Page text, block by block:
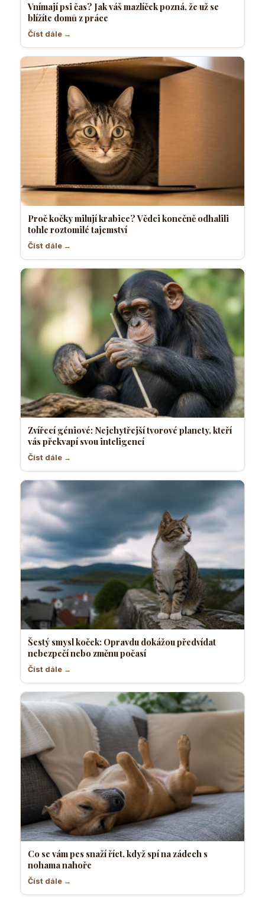
Vnímají psi čas? Jak váš mazlíček pozná, že už se
blížíte domů z práce
Číst dále →
Proč kočky milují krabice? Vědci konečně odhalili
tohle roztomilé tajemství
Číst dále →
Zvířecí géniové: Nejchytřejší tvorové planety, kteří
vás překvapí svou inteligencí
Číst dále →
Šestý smysl koček: Opravdu dokážou předvídat
nebezpečí nebo změnu počasí
Číst dále →
Co se vám pes snaží říct, když spí na zádech s
nohama nahoře
Číst dále →